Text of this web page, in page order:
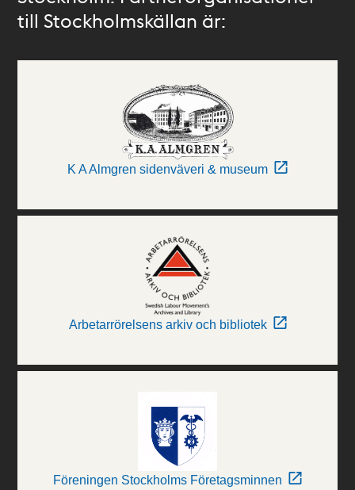
till Stockholmskällan är:
K A Almgren sidenväveri & museum
Arbetarrörelsens arkiv och bibliotek
Föreningen Stockholms Företagsminnen